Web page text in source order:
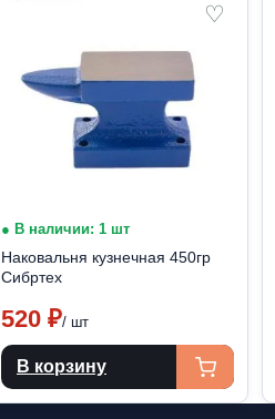
♡
● В наличии: 1 шт
Наковальня кузнечная 450гр
Сибртех
520 ₽/ шт
В корзину